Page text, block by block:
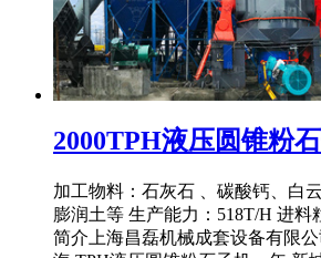
2000TPH液压圆锥粉
加工物料：石灰石 、碳酸钙、白
膨润土等 生产能力：518T/H 进料
简介上海昌磊机械成套设备有限